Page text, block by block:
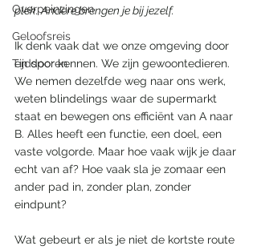
Overpeinzingen
Geloofsreis
Tijdsporen
plek. Andere brengen je bij jezelf.
Ik denk vaak dat we onze omgeving door
en door kennen. We zijn gewoontedieren.
We nemen dezelfde weg naar ons werk,
weten blindelings waar de supermarkt
staat en bewegen ons efficiënt van A naar
B. Alles heeft een functie, een doel, een
vaste volgorde. Maar hoe vaak wijk je daar
echt van af? Hoe vaak sla je zomaar een
ander pad in, zonder plan, zonder
eindpunt?
Wat gebeurt er als je niet de kortste route